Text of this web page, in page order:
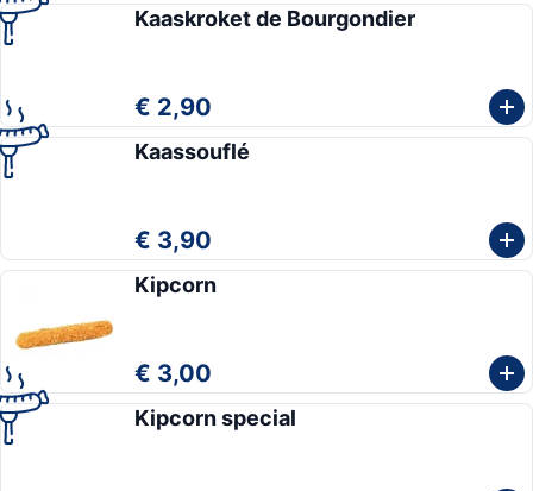
Kaaskroket de Bourgondier
€ 2,90
Kaassouflé
€ 3,90
Kipcorn
€ 3,00
Kipcorn special